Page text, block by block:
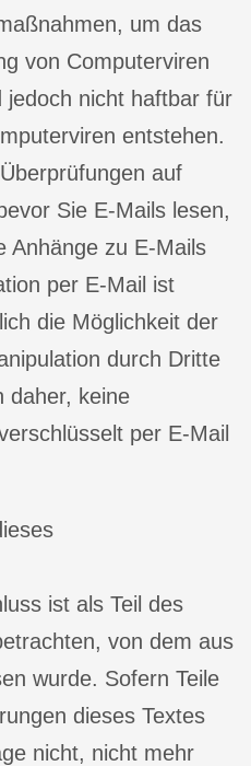
um das
von Computerviren
jedoch nicht haftbar für
entstehen.
auf
Sie E-Mails lesen,
Anhänge zu E-Mails
per E-Mail ist
die Möglichkeit der
durch Dritte
daher, keine
per E-Mail
ist als Teil des
von dem aus
wurde. Sofern Teile
dieses Textes
nicht, nicht mehr